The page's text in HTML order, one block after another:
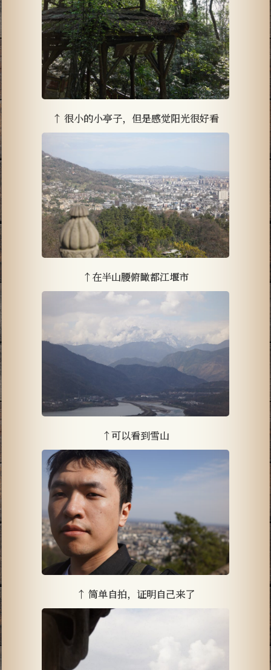
↑ 很小的小亭子，但是感觉阳光很好看
↑在半山腰俯瞰都江堰市
↑可以看到雪山
↑ 简单自拍，证明自己来了